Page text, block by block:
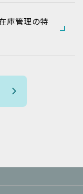
庫管理の特